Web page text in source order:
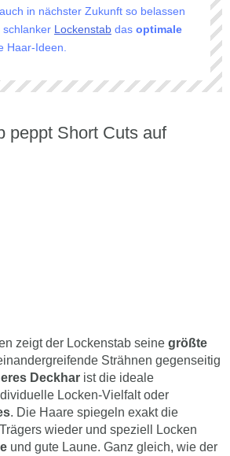
in nächster Zukunft so belassen
schlanker Lockenstab das optimale
Haar-Ideen.
peppt Short Cuts auf
zeigt der Lockenstab seine größte
Strähnen gegenseitig
Deckhar ist die ideale
Locken-Vielfalt oder
. Die Haare spiegeln exakt die
wieder und speziell Locken
und gute Laune. Ganz gleich, wie der